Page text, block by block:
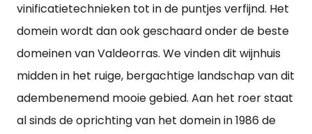
vinificatietechnieken tot in de puntjes verfijnd. Het
domein wordt dan ook geschaard onder de beste
domeinen van Valdeorras. We vinden dit wijnhuis
midden in het ruige, bergachtige landschap van dit
adembenemend mooie gebied. Aan het roer staat
al sinds de oprichting van het domein in 1986 de